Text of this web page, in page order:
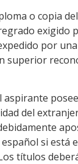
o copia
exigido
por
superior
aspirante
del
si está
títulos